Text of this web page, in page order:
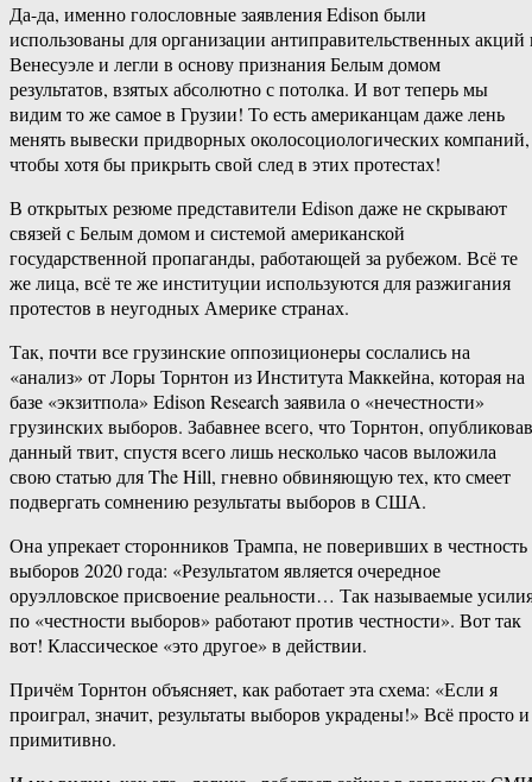
Да-да, именно голословные заявления Edison были
использованы для организации антиправительственных акций
Венесуэле и легли в основу признания Белым домом
результатов, взятых абсолютно с потолка. И вот теперь мы
видим то же самое в Грузии! То есть американцам даже лень
менять вывески придворных околосоциологических компаний,
чтобы хотя бы прикрыть свой след в этих протестах!
В открытых резюме представители Edison даже не скрывают
связей с Белым домом и системой американской
государственной пропаганды, работающей за рубежом. Всё те
же лица, всё те же институции используются для разжигания
протестов в неугодных Америке странах.
Так, почти все грузинские оппозиционеры сослались на
«анализ» от Лоры Торнтон из Института Маккейна, которая на
базе «экзитпола» Edison Research заявила о «нечестности»
грузинских выборов. Забавнее всего, что Торнтон, опубликовав
данный твит, спустя всего лишь несколько часов выложила
свою статью для The Hill, гневно обвиняющую тех, кто смеет
подвергать сомнению результаты выборов в США.
Она упрекает сторонников Трампа, не поверивших в честность
выборов 2020 года: «Результатом является очередное
оруэлловское присвоение реальности… Так называемые
по «честности выборов» работают против честности». Вот так
вот! Классическое «это другое» в действии.
Причём Торнтон объясняет, как работает эта схема: «Если я
проиграл, значит, результаты выборов украдены!» Всё просто и
примитивно.